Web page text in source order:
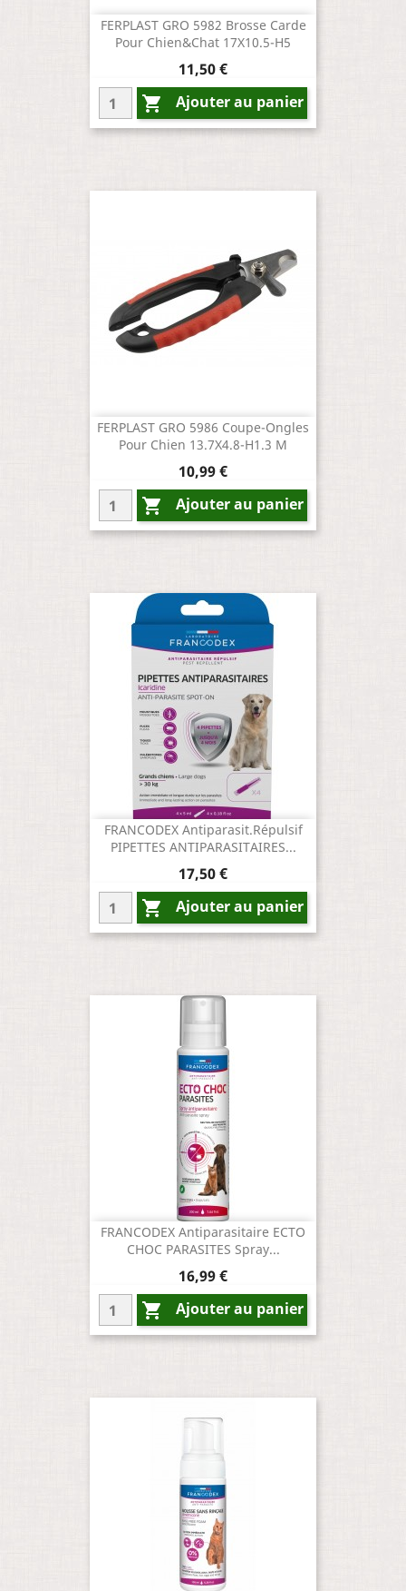
FERPLAST GRO 5982 Brosse Carde
Pour Chien&chat 17X10.5-H5
Prix
11,50 €
 Ajouter au panier
FERPLAST GRO 5986 Coupe-Ongles
Pour Chien 13.7X4.8-H1.3 M
Prix
10,99 €
 Ajouter au panier
FRANCODEX Antiparasit.répulsif
PIPETTES ANTIPARASITAIRES...
Prix
17,50 €
 Ajouter au panier
FRANCODEX Antiparasitaire ECTO
CHOC PARASITES Spray...
Prix
16,99 €
 Ajouter au panier